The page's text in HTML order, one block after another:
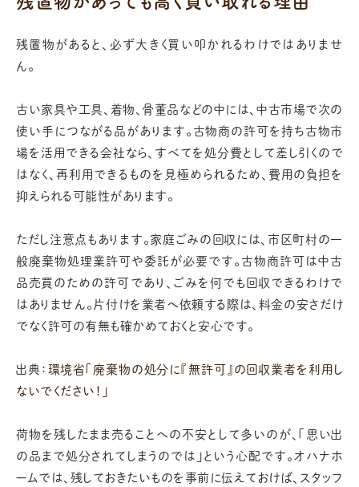
残置物があると、必ず大きく買い叩かれるわけではありませ
ん。
古い家具や工具、着物、骨董品などの中には、中古市場で次の
使い手につながる品があります。古物商の許可を持ち古物市
場を活用できる会社なら、すべてを処分費として差し引くので
はなく、再利用できるものを見極められるため、費用の負担を
抑えられる可能性があります。
ただし注意点もあります。家庭ごみの回収には、市区町村の一
般廃棄物処理業許可や委託が必要です。古物商許可は中古
品売買のための許可であり、ごみを何でも回収できるわけで
はありません。片付けを業者へ依頼する際は、料金の安さだけ
でなく許可の有無も確かめておくと安心です。
出典： 環境省「廃棄物の処分に『無許可』の回収業者を利用し
ないでください！」
荷物を残したまま売ることへの不安として多いのが、「思い出
の品まで処分されてしまうのでは」という心配です。オハナホ
ームでは、残しておきたいものを事前に伝えておけば、スタッフ